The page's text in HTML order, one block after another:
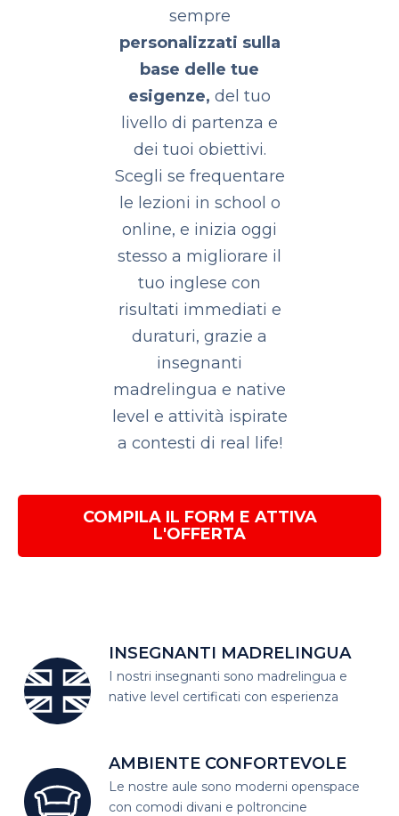
sempre
personalizzati sulla
base delle tue
esigenze, del tuo
livello di partenza e
dei tuoi obiettivi.
Scegli se frequentare
le lezioni in school o
online, e inizia oggi
stesso a migliorare il
tuo inglese con
risultati immediati e
duraturi, grazie a
insegnanti
madrelingua e native
level e attività ispirate
a contesti di real life!
COMPILA IL FORM E ATTIVA
L'OFFERTA
INSEGNANTI MADRELINGUA
I nostri insegnanti sono madrelingua e
native level certificati con esperienza
AMBIENTE CONFORTEVOLE
Le nostre aule sono moderni openspace
con comodi divani e poltroncine